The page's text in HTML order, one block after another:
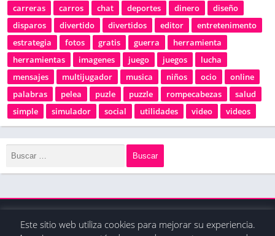
carreras
carros chat deportes dinero
diseño
disparos
divertido divertidos editor
entretenimento
estrategia
fotos gratis guerra
herramienta
herramientas
imagenes juego juegos
lucha
mensajes
multijugador musica niños ocio
online
palabras
pelea puzle puzzle rompecabezas
salud
simple
simulador social utilidades video videos
© 2020 - Derechos reservados / La tienda de apps
Este sitio web utiliza cookies para mejorar su experiencia.